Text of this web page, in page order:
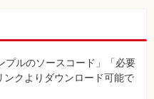
プルのソースコード」「必要
クよりダウンロード可能で